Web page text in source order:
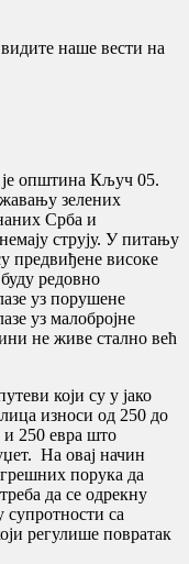
наше вести на
општина Кључ 05.
зелених
Срба и
струју. У питању
предвиђене високе
редовно
уз порушене
уз малобројне
не живе стално већ
који су у јако
износи од 250 до
и 250 евра што
На овај начин
порука да
да се одрекну
супротности са
регулише повратак